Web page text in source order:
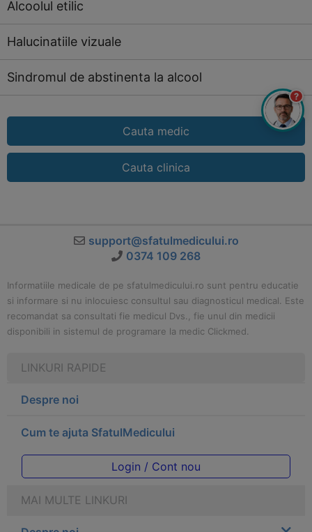
Alcoolul etilic
Halucinatiile vizuale
Sindromul de abstinenta la alcool
Cauta medic
Cauta clinica
support@sfatulmedicului.ro
0374 109 268
Informatiile medicale de pe sfatulmedicului.ro sunt pentru educatie
si informare si nu inlocuiesc consultul sau diagnosticul medical. Este
recomandat sa consultati fie medicul Dvs., fie unul din medicii
disponibili in sistemul de programare la medic Clickmed.
LINKURI RAPIDE
Despre noi
Cum te ajuta SfatulMedicului
Login / Cont nou
MAI MULTE LINKURI
?